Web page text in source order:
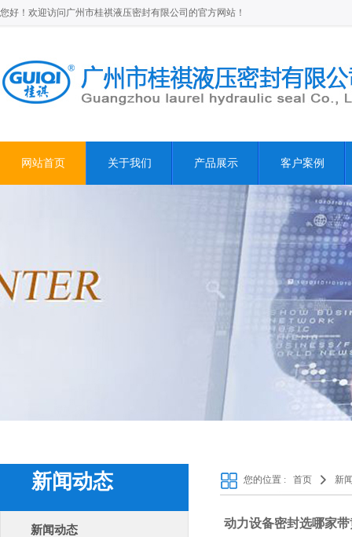
您好！欢迎访问广州市桂祺液压密封有限公司的官方网站！
网站首页 关于我们 产品展示 客户案例
新闻动态
新闻动态
您的位置 : 首页 新
动力设备密封选哪家